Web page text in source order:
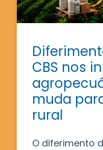
CBS nos
muda
rural
O diferimento